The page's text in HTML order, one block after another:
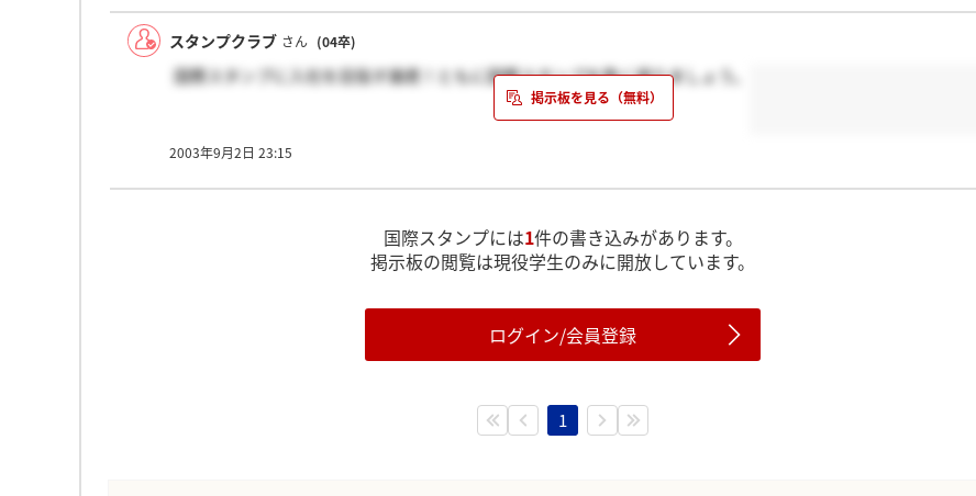
スタンプクラブ さん (04卒)
国際スタンプに入社を目指す諸君！ともに国際スタンプを熱く語りましょう。
2003年9月2日 23:15
国際スタンプには1件の書き込みがあります。
掲示板の閲覧は現役学生のみに開放しています。
ログイン/会員登録
1